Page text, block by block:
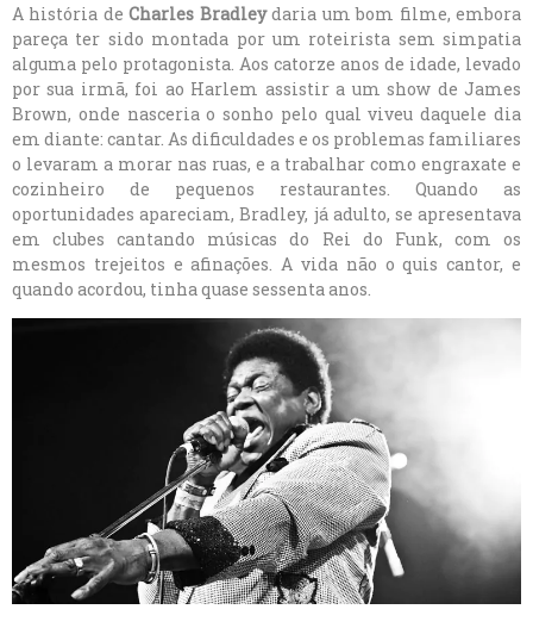
A história deCharles Bradleydaria um bom filme, embora
pareça ter sido montada por um roteirista sem simpatia
alguma pelo protagonista. Aos catorze anos de idade, levado
por sua irmã, foi ao Harlem assistir a um show de James
Brown, onde nasceria o sonho pelo qual viveu daquele dia
em diante: cantar. As dificuldades e os problemas familiares
o levaram a morar nas ruas, e a trabalhar como engraxate e
cozinheiro de pequenos restaurantes. Quando as
oportunidades apareciam, Bradley, já adulto, se apresentava
em clubes cantando músicas do Rei do Funk, com os
mesmos trejeitos e afinações. A vida não o quis cantor, e
quando acordou, tinha quase sessenta anos.